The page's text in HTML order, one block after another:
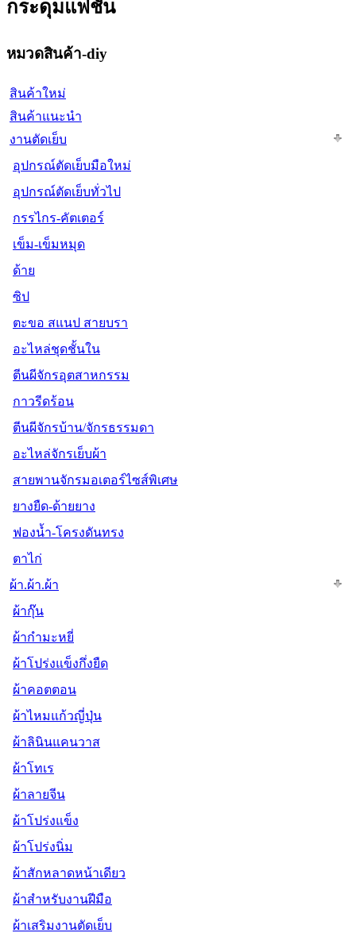
กระดุมแฟชั่น
หมวดสินค้า-diy
สินค้าใหม่
สินค้าแนะนำ
งานตัดเย็บ
อุปกรณ์ตัดเย็บมือใหม่
อุปกรณ์ตัดเย็บทั่วไป
กรรไกร-คัตเตอร์
เข็ม-เข็มหมุด
ด้าย
ซิป
ตะขอ สแนป สายบรา
อะไหล่ชุดชั้นใน
ตีนผีจักรอุตสาหกรรม
กาวรีดร้อน
ตีนผีจักรบ้าน/จักรธรรมดา
อะไหล่จักรเย็บผ้า
สายพานจักรมอเตอร์ไซส์พิเศษ
ยางยืด-ด้ายยาง
ฟองน้ำ-โครงดันทรง
ตาไก่
ผ้า.ผ้า.ผ้า
ผ้ากุ๊น
ผ้ากำมะหยี่
ผ้าโปร่งแข็งกึ่งยืด
ผ้าคอตตอน
ผ้าไหมแก้วญี่ปุ่น
ผ้าลินินแคนวาส
ผ้าโทเร
ผ้าลายจีน
ผ้าโปร่งแข็ง
ผ้าโปร่งนิ่ม
ผ้าสักหลาดหน้าเดียว
ผ้าสำหรับงานฝีมือ
ผ้าเสริมงานตัดเย็บ